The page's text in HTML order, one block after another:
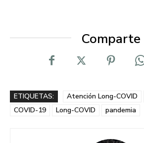
Comparte
ETIQUETAS: Atención Long-COVID
COVID-19
Long-COVID pandemia